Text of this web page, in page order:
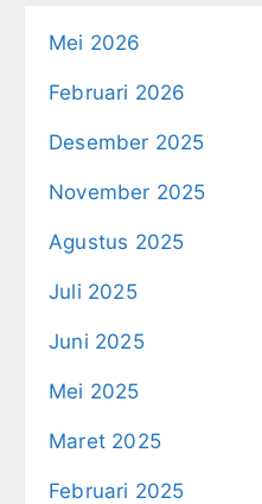
Mei 2026
Februari 2026
Desember 2025
November 2025
Agustus 2025
Juli 2025
Juni 2025
Mei 2025
Maret 2025
Februari 2025